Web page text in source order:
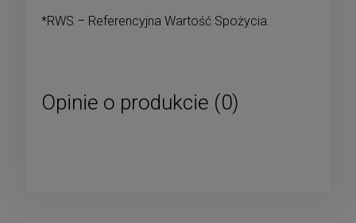
*RWS – Referencyjna Wartość Spożycia.
Opinie o produkcie (0)